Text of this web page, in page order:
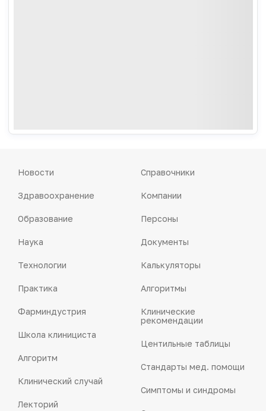
Новости
Здравоохранение
Образование
Наука
Технологии
Практика
Фарминдустрия
Школа клинициста
Алгоритм
Клинический случай
Лекторий
Справочники
Компании
Персоны
Документы
Калькуляторы
Алгоритмы
Клинические
рекомендации
Центильные таблицы
Стандарты мед. помощи
Симптомы и синдромы